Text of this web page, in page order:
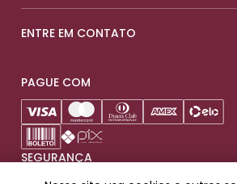
ENTRE EM CONTATO
PAGUE COM
SEGURANÇA